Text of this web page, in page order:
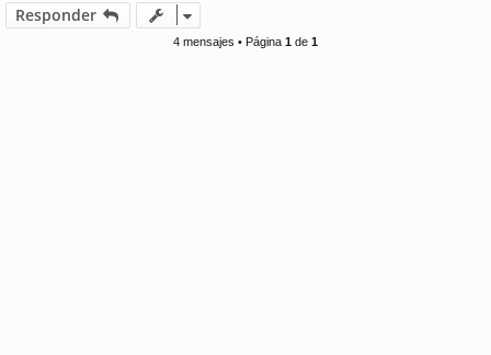
Responder
4 mensajes • Página 1 de 1